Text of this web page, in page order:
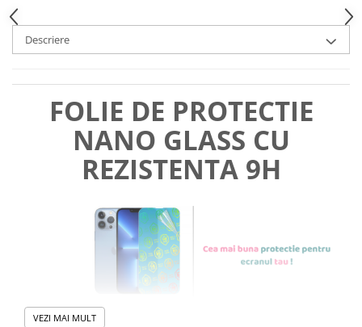
Descriere
FOLIE DE PROTECTIE
NANO GLASS CU
REZISTENTA 9H
VEZI MAI MULT